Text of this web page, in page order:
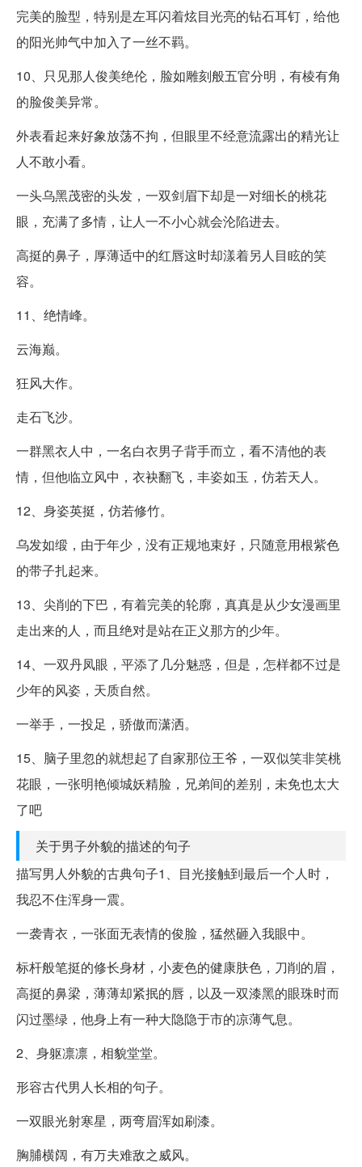
完美的脸型，特别是左耳闪着炫目光亮的钻石耳钉，给他
的阳光帅气中加入了一丝不羁。
10、只见那人俊美绝伦，脸如雕刻般五官分明，有棱有角
的脸俊美异常。
外表看起来好象放荡不拘，但眼里不经意流露出的精光让
人不敢小看。
一头乌黑茂密的头发，一双剑眉下却是一对细长的桃花
眼，充满了多情，让人一不小心就会沦陷进去。
高挺的鼻子，厚薄适中的红唇这时却漾着另人目眩的笑
容。
11、绝情峰。
云海巅。
狂风大作。
走石飞沙。
一群黑衣人中，一名白衣男子背手而立，看不清他的表
情，但他临立风中，衣袂翻飞，丰姿如玉，仿若天人。
12、身姿英挺，仿若修竹。
乌发如缎，由于年少，没有正规地束好，只随意用根紫色
的带子扎起来。
13、尖削的下巴，有着完美的轮廓，真真是从少女漫画里
走出来的人，而且绝对是站在正义那方的少年。
14、一双丹凤眼，平添了几分魅惑，但是，怎样都不过是
少年的风姿，天质自然。
一举手，一投足，骄傲而潇洒。
15、脑子里忽的就想起了自家那位王爷，一双似笑非笑桃
花眼，一张明艳倾城妖精脸，兄弟间的差别，未免也太大
了吧
关于男子外貌的描述的句子
描写男人外貌的古典句子1、目光接触到最后一个人时，
我忍不住浑身一震。
一袭青衣，一张面无表情的俊脸，猛然砸入我眼中。
标杆般笔挺的修长身材，小麦色的健康肤色，刀削的眉，
高挺的鼻梁，薄薄却紧抿的唇，以及一双漆黑的眼珠时而
闪过墨绿，他身上有一种大隐隐于市的凉薄气息。
2、身躯凛凛，相貌堂堂。
形容古代男人长相的句子。
一双眼光射寒星，两弯眉浑如刷漆。
胸脯横阔，有万夫难敌之威风。